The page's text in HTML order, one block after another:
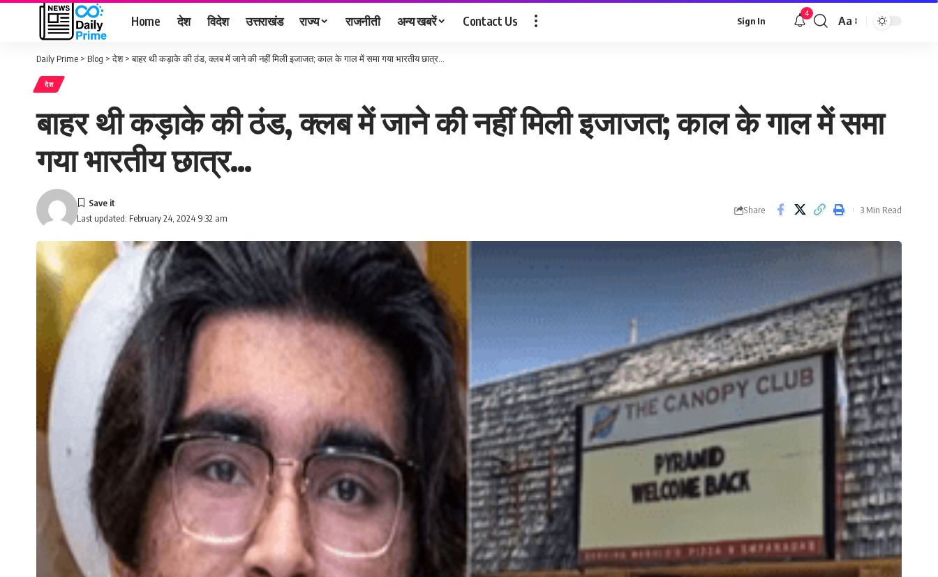
Home देश विदेश उत्तराखंड राज्य राजनीती अन्य खबरें Contact Us Sign In
4
Font
Aa
Daily Prime > Blog >देश>बाहर थी कड़ाके की ठंड, क्लब में जाने की नहीं मिली इजाजत; काल के गाल में समा गया भारतीय छात्र…
देश
बाहर थी कड़ाके की ठंड, क्लब में जाने की नहीं मिली इजाजत; काल के गाल में समा
गया भारतीय छात्र…
Last updated: February 24, 2024 9:32 am
Share 3 Min Read